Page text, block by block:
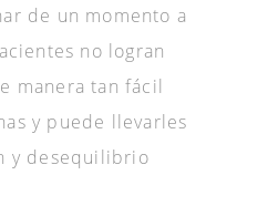
de un momento a
no logran
manera tan fácil
y puede llevarles
y desequilibrio